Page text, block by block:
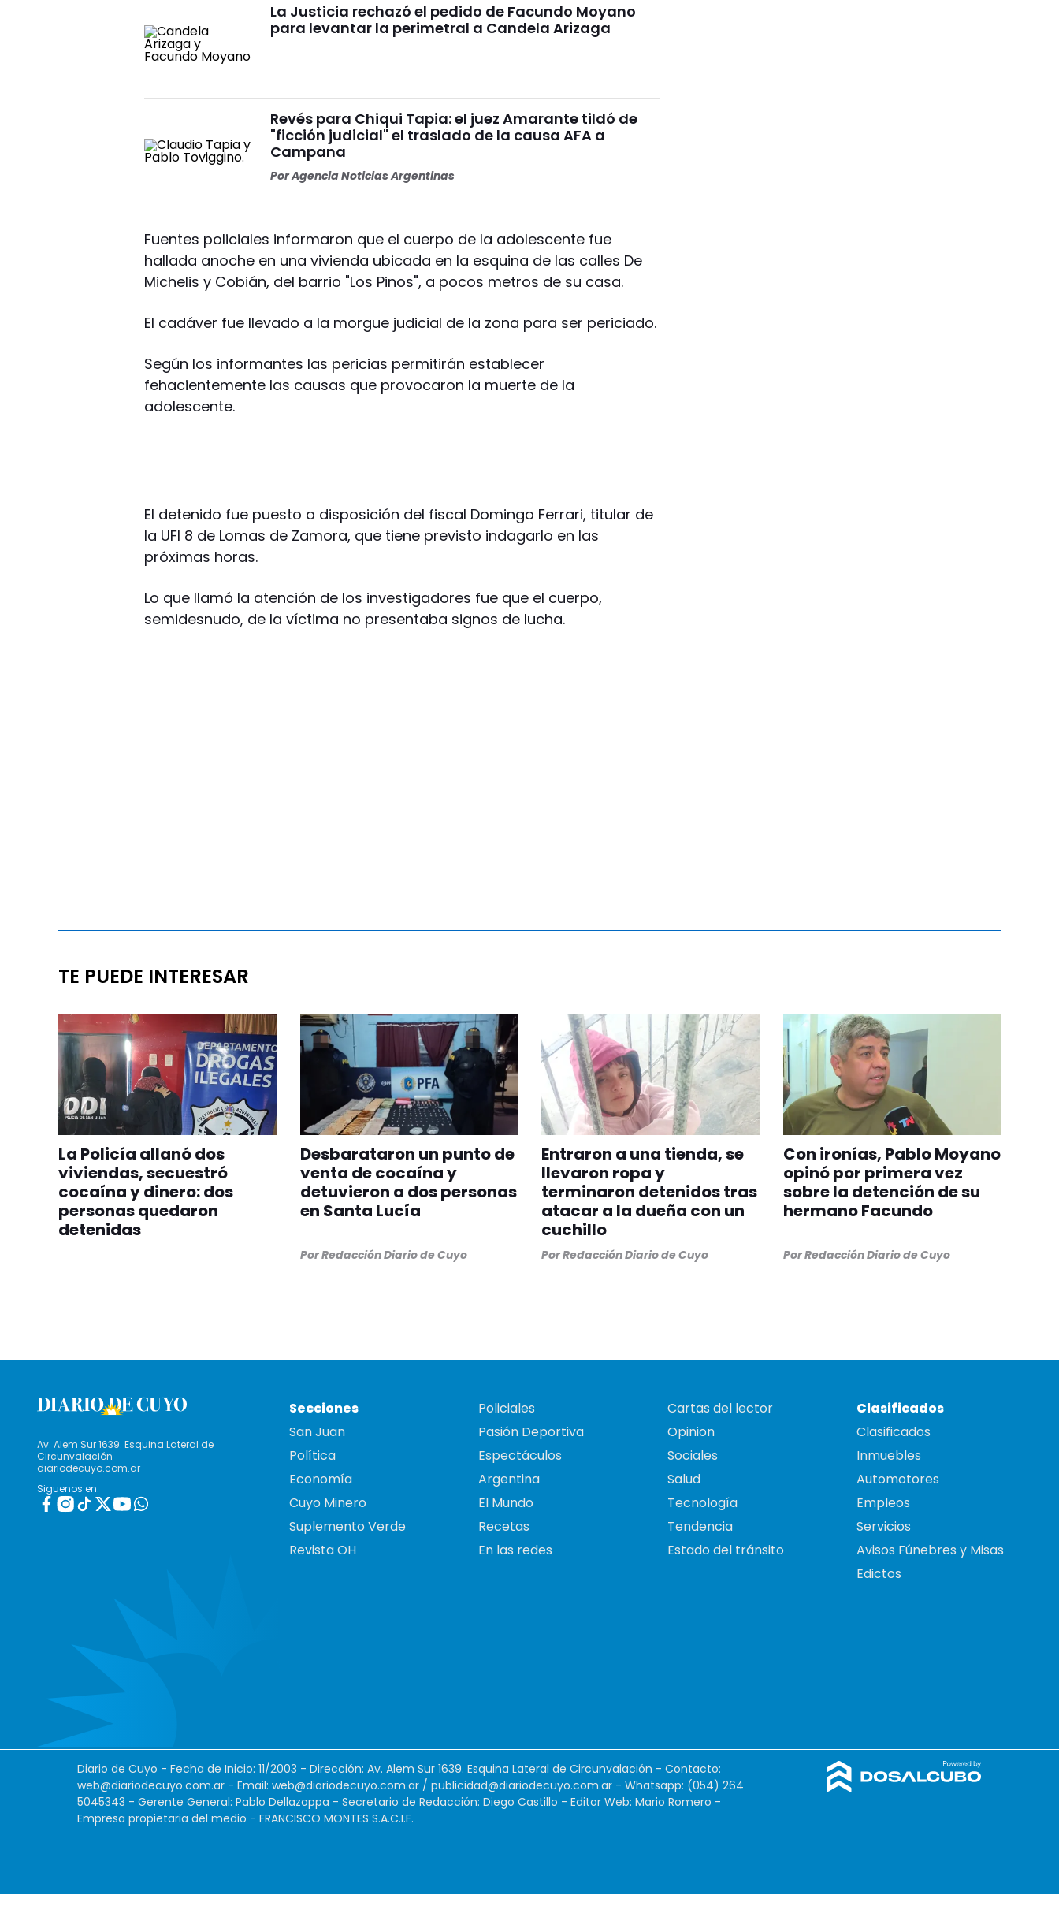
La Justicia rechazó el pedido de Facundo Moyano
para levantar la perimetral a Candela Arizaga
Revés para Chiqui Tapia: el juez Amarante tildó de
"ficción judicial" el traslado de la causa AFA a
Campana
PorAgencia Noticias Argentinas
Fuentes policiales informaron que el cuerpo de la adolescente fue
hallada anoche en una vivienda ubicada en la esquina de las calles De
Michelis y Cobián, del barrio "Los Pinos", a pocos metros de su casa.
El cadáver fue llevado a la morgue judicial de la zona para ser periciado.
Según los informantes las pericias permitirán establecer
fehacientemente las causas que provocaron la muerte de la
adolescente.
El detenido fue puesto a disposición del fiscal Domingo Ferrari, titular de
la UFI 8 de Lomas de Zamora, que tiene previsto indagarlo en las
próximas horas.
Lo que llamó la atención de los investigadores fue que el cuerpo,
semidesnudo, de la víctima no presentaba signos de lucha.
TE PUEDE INTERESAR
La Policía allanó dos
viviendas, secuestró
cocaína y dinero: dos
personas quedaron
detenidas
Desbarataron un punto de
venta de cocaína y
detuvieron a dos personas
en Santa Lucía
PorRedacción Diario de Cuyo
Entraron a una tienda, se
llevaron ropa y
terminaron detenidos tras
atacar a la dueña con un
cuchillo
PorRedacción Diario de Cuyo
Con ironías, Pablo Moyano
opinó por primera vez
sobre la detención de su
hermano Facundo
PorRedacción Diario de Cuyo
Av. Alem Sur 1639. Esquina Lateral de
Circunvalación
diariodecuyo.com.ar
Siguenos en:
Secciones
San Juan
Política
Economía
Cuyo Minero
Suplemento Verde
Revista OH
Policiales
Pasión Deportiva
Espectáculos
Argentina
El Mundo
Recetas
En las redes
Cartas del lector
Opinion
Sociales
Salud
Tecnología
Tendencia
Estado del tránsito
Clasificados
Clasificados
Inmuebles
Automotores
Empleos
Servicios
Avisos Fúnebres y Misas
Edictos
Diario de Cuyo - Fecha de Inicio: 11/2003 - Dirección: Av. Alem Sur 1639. Esquina Lateral de Circunvalación - Contacto:
web@diariodecuyo.com.ar - Email: web@diariodecuyo.com.ar / publicidad@diariodecuyo.com.ar - Whatsapp: (054) 264
5045343 - Gerente General: Pablo Dellazoppa - Secretario de Redacción: Diego Castillo - Editor Web: Mario Romero -
Empresa propietaria del medio - FRANCISCO MONTES S.A.C.I.F.